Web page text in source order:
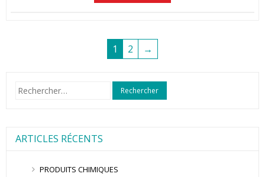
1 2 →
Rechercher :
ARTICLES RÉCENTS
PRODUITS CHIMIQUES